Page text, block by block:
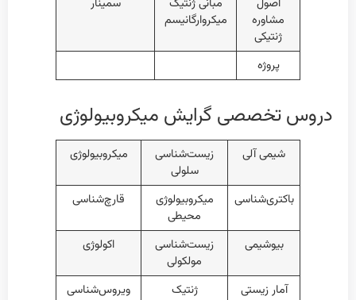
مشاوره
ژنتیکی
میکروارگانیسم
پروژه
دروس تخصصی گرایش میکروبیولوژی
شیمی آلی
زیست‌شناسی
سلولی
میکروبیولوژی
باکتری‌شناسی
میکروبیولوژی
محیطی
قارچ‌شناسی
بیوشیمی
زیست‌شناسی
مولکولی
اکولوژی
آمار زیستی ژنتیک
ویروس‌شناسی